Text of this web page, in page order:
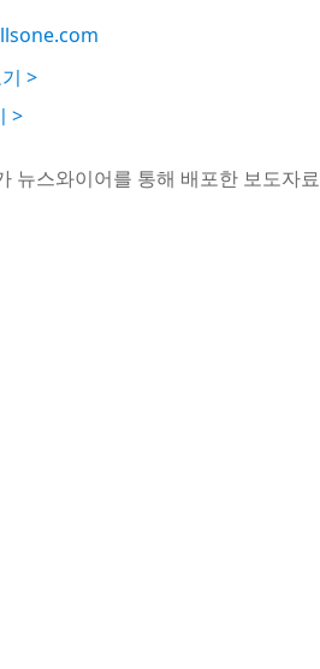
>
>
뉴스와이어를 통해 배포한 보도자